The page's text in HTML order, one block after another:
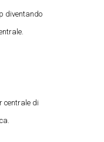
diventando
centrale di